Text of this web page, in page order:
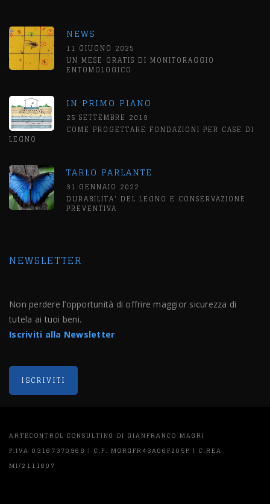
NEWS
11 GIUGNO 2025
UN MESE GRATIS DI MONITORAGGIO
ENTOMOLOGICO
IN PRIMO PIANO
25 SETTEMBRE 2019
COME PROGETTARE FONDAZIONI PER CASE DI
LEGNO
TARLO PARLANTE
31 GENNAIO 2022
DURABILITA' DEL LEGNO E CONSERVAZIONE
PREVENTIVA
NEWSLETTER
Non perdere l’opportunità di offrire maggior sicurezza di
tutela ai tuoi beni.
Iscriviti alla Newsletter
ARTECONTROL CONSULTING DI GIANFRANCO MAGRI
P.IVA 03167370968 | C.F. MGRGFR43A06F205P | C.REA
MI/2111607